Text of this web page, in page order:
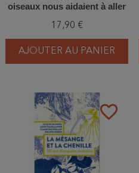
oiseaux nous aidaient à aller
17,90 €
AJOUTER AU PANIER
favorite_border